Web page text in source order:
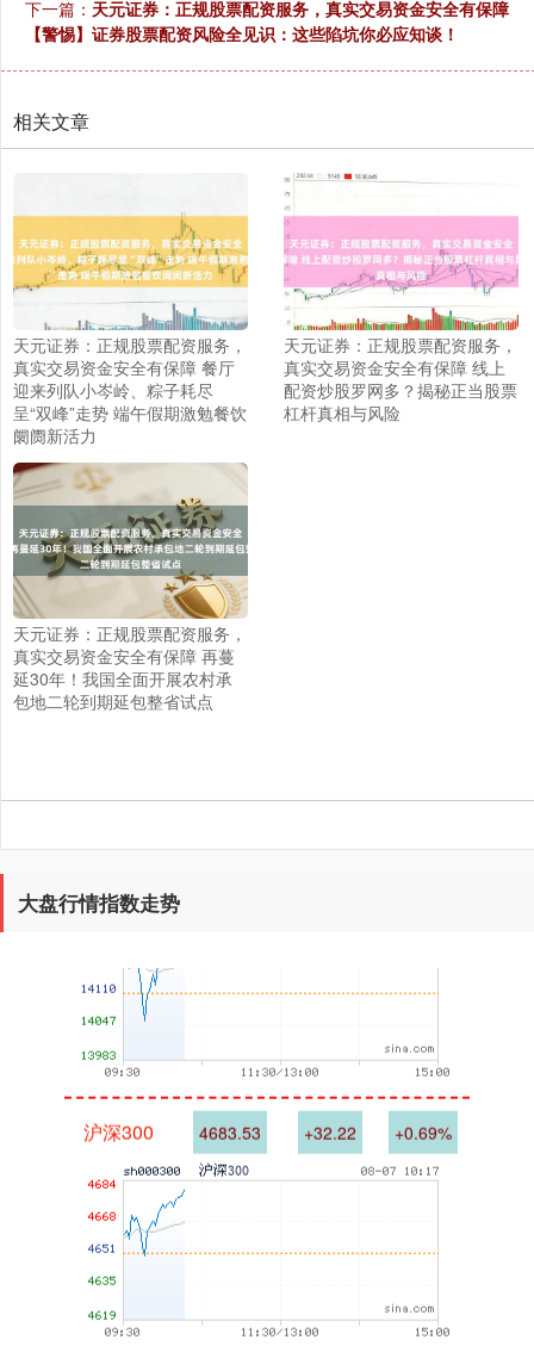
下一篇： 天元证券：正规股票配资服务，真实交易资金安全有保障
【警惕】证券股票配资风险全见识：这些陷坑你必应知谈！
相关文章
天元证券：正规股票配资服务，
真实交易资金安全有保障 餐厅
迎来列队小岑岭、粽子耗尽
呈“双峰”走势 端午假期激勉餐饮
阛阓新活力
天元证券：正规股票配资服务，
真实交易资金安全有保障 线上
配资炒股罗网多？揭秘正当股票
杠杆真相与风险
天元证券：正规股票配资服务，
真实交易资金安全有保障 再蔓
延30年！我国全面开展农村承
包地二轮到期延包整省试点
大盘行情指数走势
3908.24
深证成指 14255.08 +144.96 +1.03%
沪深300 4683.53 +32.22 +0.69%